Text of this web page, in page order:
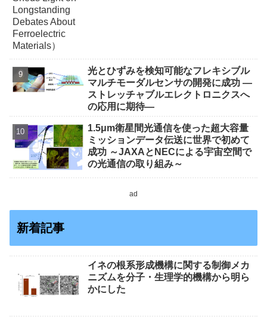
光とひずみを検知可能なフレキシブル
マルチモーダルセンサの開発に成功 ―
ストレッチャブルエレクトロニクスへ
の応用に期待―
1.5μm衛星間光通信を使った超大容量
ミッションデータ伝送に世界で初めて
成功 ～JAXAとNECによる宇宙空間で
の光通信の取り組み～
ad
新着記事
イネの根系形成機構に関する制御メカ
ニズムを分子・生理学的機構から明ら
かにした